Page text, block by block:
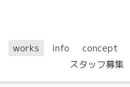
works info concept
スタッフ募集